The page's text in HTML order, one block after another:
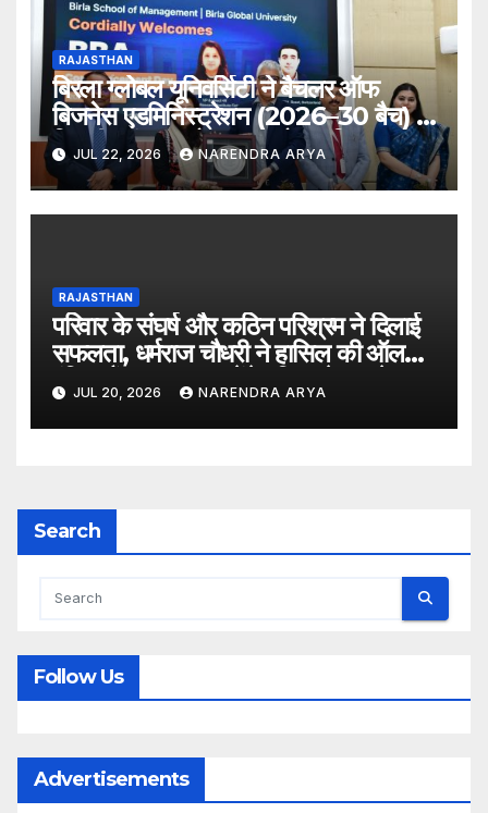
RAJASTHAN
बिरला ग्लोबल यूनिवर्सिटी ने बैचलर ऑफ
बिजनेस एडमिनिस्ट्रेशन (2026–30 बैच) के
लिए दीक्षारंभ समारोह का आयोजन किया
JUL 22, 2026 NARENDRA ARYA
RAJASTHAN
परिवार के संघर्ष और कठिन परिश्रम ने दिलाई
सफलता, धर्मराज चौधरी ने हासिल की ऑल
इंडिया रैंक 6400, बनेंगे परिवार के पहले
डॉक्टर
JUL 20, 2026 NARENDRA ARYA
Search
Follow Us
Advertisements